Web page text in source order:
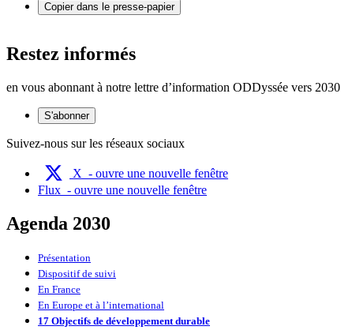
Copier dans le presse-papier
Restez informés
en vous abonnant à notre lettre d’information ODDyssée vers 2030
S'abonner
Suivez-nous sur les réseaux sociaux
X - ouvre une nouvelle fenêtre
Flux - ouvre une nouvelle fenêtre
Agenda 2030
Présentation
Dispositif de suivi
En France
En Europe et à l’international
17 Objectifs de développement durable